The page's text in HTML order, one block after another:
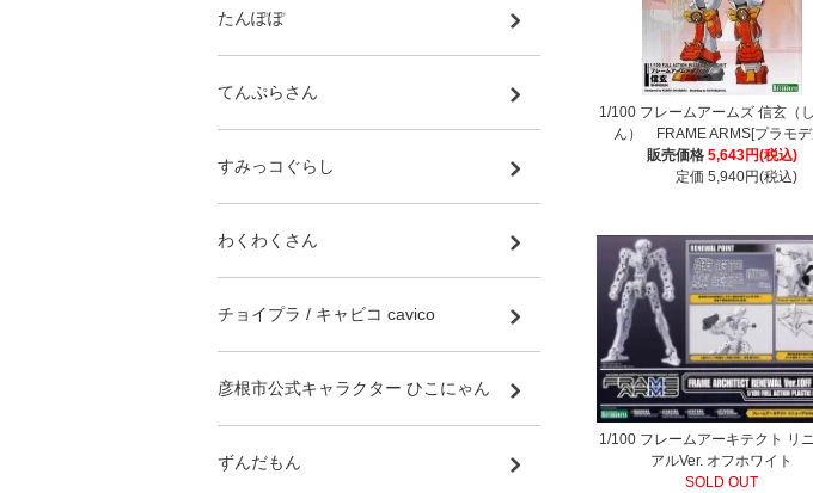
1/100 フレームアームズ 信玄（
ん） FRAME ARMS[プラモデ
販売価格 5,643円(税込)
定価 5,940円(税込)
1/100 フレームアーキテクト リ
アルVer. オフホワイト
SOLD OUT
たんぽぽ
てんぷらさん
すみっコぐらし
わくわくさん
チョイプラ / キャビコ cavico
彦根市公式キャラクター ひこにゃん
ずんだもん